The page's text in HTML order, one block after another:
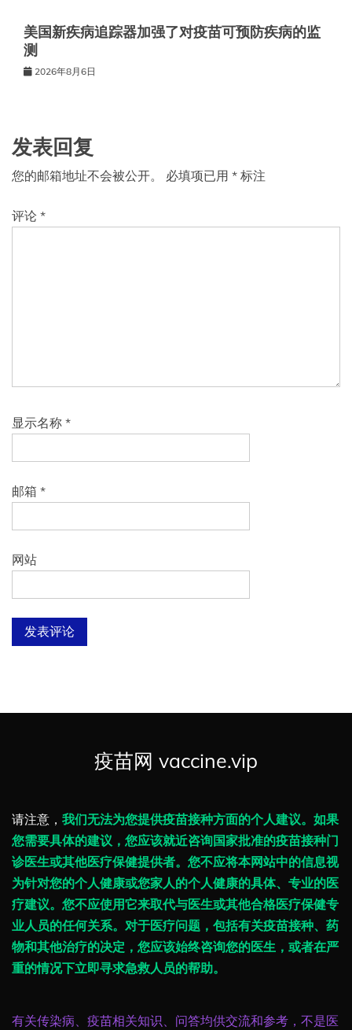
美国新疾病追踪器加强了对疫苗可预防疾病的监
测
2026年8月6日
发表回复
您的邮箱地址不会被公开。 必填项已用 * 标注
评论 *
显示名称 *
邮箱 *
网站
疫苗网 vaccine.vip
请注意， 我们无法为您提供疫苗接种方面的个人建议。如果
您需要具体的建议，您应该就近咨询国家批准的疫苗接种门
诊医生或其他医疗保健提供者。您不应将本网站中的信息视
为针对您的个人健康或您家人的个人健康的具体、专业的医
疗建议。您不应使用它来取代与医生或其他合格医疗保健专
业人员的任何关系。对于医疗问题，包括有关疫苗接种、药
物和其他治疗的决定，您应该始终咨询您的医生，或者在严
重的情况下立即寻求急救人员的帮助。
有关传染病、疫苗相关知识、问答均供交流和参考，不是医